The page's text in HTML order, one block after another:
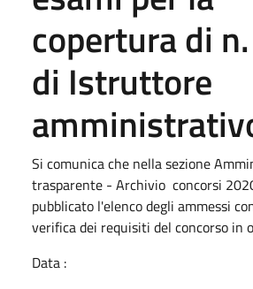
copertura di
di Istruttore
Si comunica che nella sezione
trasparente - Archivio concorsi
pubblicato l'elenco degli ammessi
verifica dei requisiti del concorso in
Data :